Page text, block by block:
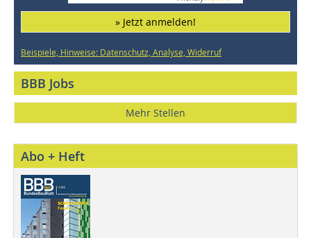
» Jetzt anmelden!
Beispiele, Hinweise: Datenschutz, Analyse, Widerruf
BBB Jobs
Mehr Stellen
Abo + Heft